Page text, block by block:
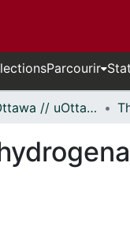
Parcourir
Thèses uOttawa // uOttawa Theses